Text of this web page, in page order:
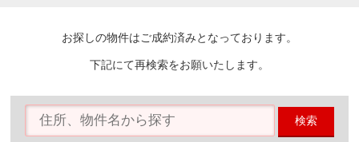
会員メニュー
物件を探す
購入TOP
条件から探す
お探しの物件はご成約済みとなっております。
下記にて再検索をお願いたします。
検索